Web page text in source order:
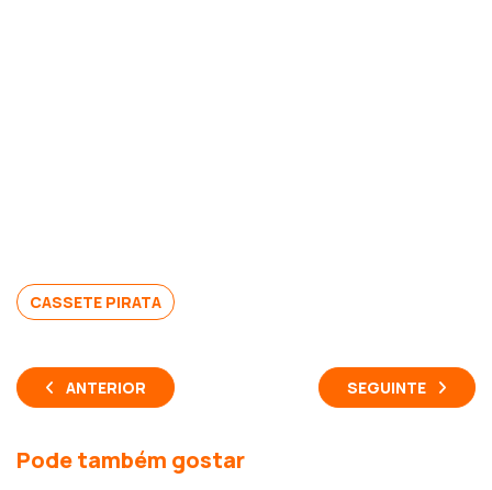
CASSETE PIRATA
ANTERIOR SEGUINTE
Pode também gostar